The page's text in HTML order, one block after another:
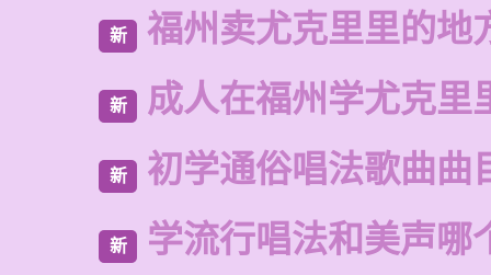
新 福州卖尤克里里的地
新 成人在福州学尤克里
新 初学通俗唱法歌曲曲
新 学流行唱法和美声哪